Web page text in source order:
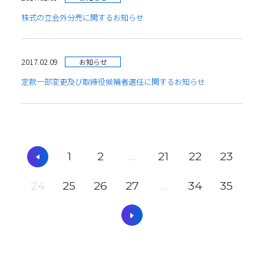
株式の立会外分売に関するお知らせ
2017.02.09 お知らせ
定款一部変更及び取締役候補者選任に関するお知らせ
1 2 ... 21 22 23
24 25 26 27 ... 34 35